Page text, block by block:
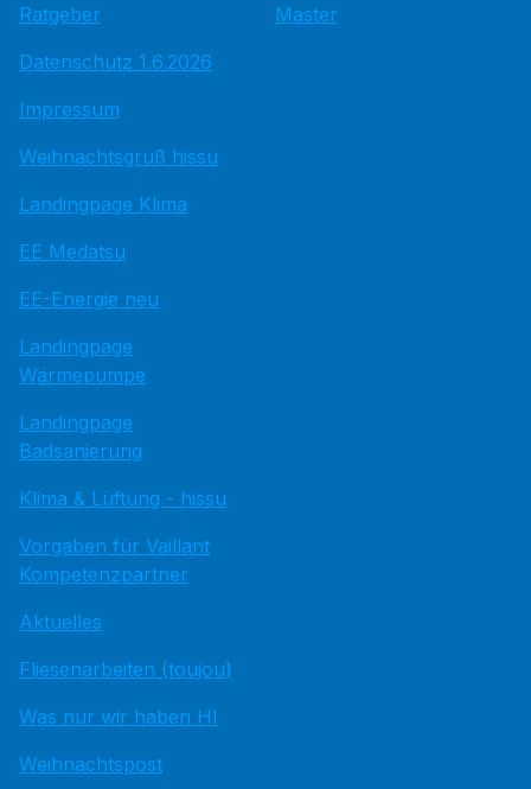
Ratgeber
Datenschutz 1.6.2026
Impressum
Weihnachtsgruß hissu
Landingpage Klima
EE Medatsu
EE-Energie neu
Landingpage
Wärmepumpe
Landingpage
Badsanierung
Klima & Lüftung - hissu
Vorgaben für Vaillant
Kompetenzpartner
Aktuelles
Fliesenarbeiten (toujou)
Was nur wir haben HI
Weihnachtspost
Master